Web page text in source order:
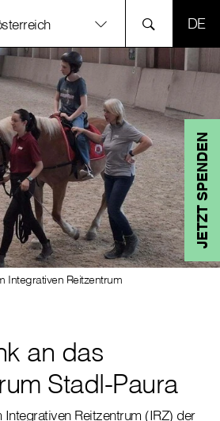
JETZT SPENDEN
Integrativen Reitzentrum
an das
Stadl-Paura
Reitzentrum (IRZ) der